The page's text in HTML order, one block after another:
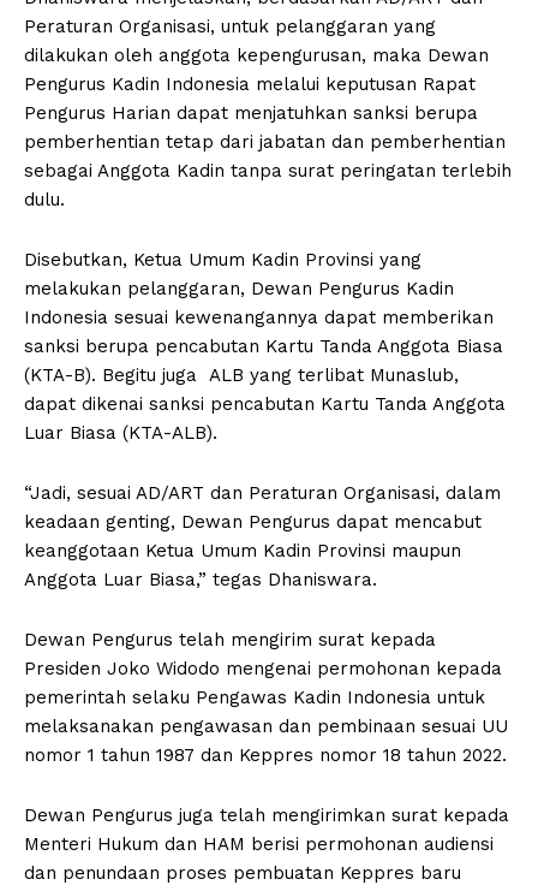
Peraturan Organisasi, untuk pelanggaran yang
dilakukan oleh anggota kepengurusan, maka Dewan
Pengurus Kadin Indonesia melalui keputusan Rapat
Pengurus Harian dapat menjatuhkan sanksi berupa
pemberhentian tetap dari jabatan dan pemberhentian
sebagai Anggota Kadin tanpa surat peringatan terlebih
dulu.
Disebutkan, Ketua Umum Kadin Provinsi yang
melakukan pelanggaran, Dewan Pengurus Kadin
Indonesia sesuai kewenangannya dapat memberikan
sanksi berupa pencabutan Kartu Tanda Anggota Biasa
(KTA-B). Begitu juga ALB yang terlibat Munaslub,
dapat dikenai sanksi pencabutan Kartu Tanda Anggota
Luar Biasa (KTA-ALB).
“Jadi, sesuai AD/ART dan Peraturan Organisasi, dalam
keadaan genting, Dewan Pengurus dapat mencabut
keanggotaan Ketua Umum Kadin Provinsi maupun
Anggota Luar Biasa,” tegas Dhaniswara.
Dewan Pengurus telah mengirim surat kepada
Presiden Joko Widodo mengenai permohonan kepada
pemerintah selaku Pengawas Kadin Indonesia untuk
melaksanakan pengawasan dan pembinaan sesuai UU
nomor 1 tahun 1987 dan Keppres nomor 18 tahun 2022.
Dewan Pengurus juga telah mengirimkan surat kepada
Menteri Hukum dan HAM berisi permohonan audiensi
dan penundaan proses pembuatan Keppres baru